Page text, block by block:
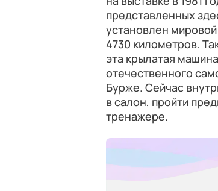
представленных
установлен
4730 километров.
эта крылатая
отечественного
Бурже. Сейчас
в салон, пройти
тренажере.